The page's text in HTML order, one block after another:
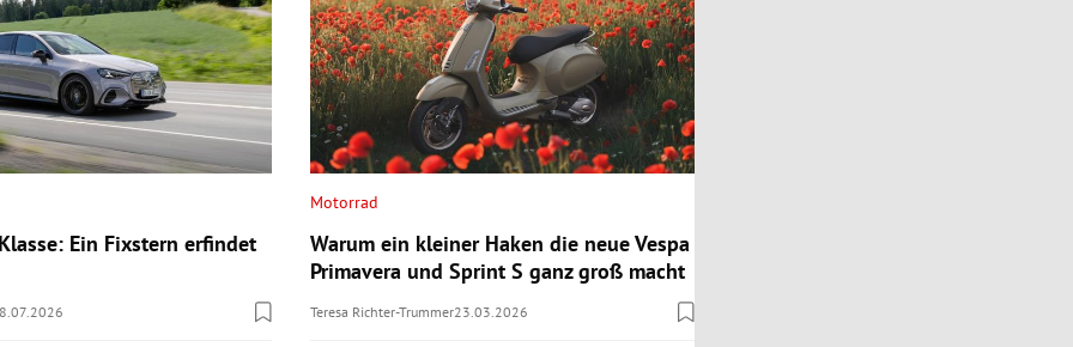
Ein Fixstern erfindet
Motorrad
Warum ein kleiner Haken die neue Vespa
Primavera und Sprint S ganz groß macht
Teresa Richter-Trummer23.03.2026